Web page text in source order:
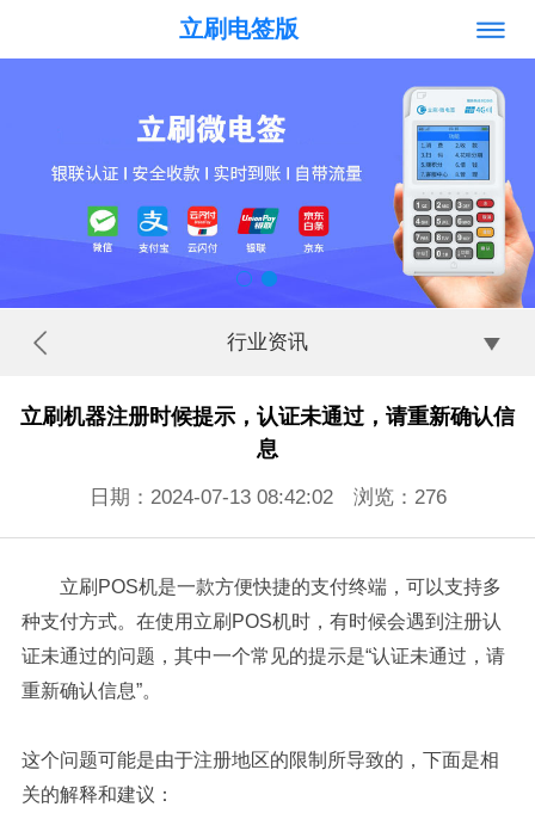
立刷电签版
行业资讯
立刷机器注册时候提示，认证未通过，请重新确认信
息
日期：2024-07-13 08:42:02 浏览： 276
立刷POS机是一款方便快捷的支付终端，可以支持多
种支付方式。在使用立刷POS机时，有时候会遇到注册认
证未通过的问题，其中一个常见的提示是“认证未通过，请
重新确认信息”。
这个问题可能是由于注册地区的限制所导致的，下面是相
关的解释和建议：